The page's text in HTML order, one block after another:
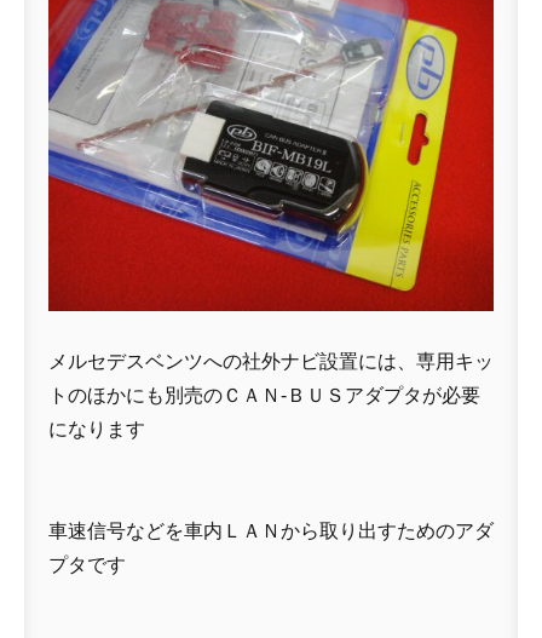
メルセデスベンツへの社外ナビ設置には、専用キッ
トのほかにも別売のＣＡＮ-ＢＵＳアダプタが必要
になります
車速信号などを車内ＬＡＮから取り出すためのアダ
プタです